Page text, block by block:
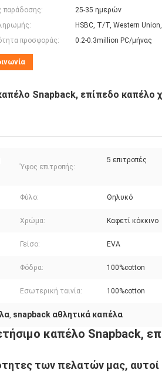
παράδοσης:
25-35 ημερών
HSBC, T/T, Western Union,
προσφοράς:
0.2-0.3million PC/μήνας
Snapback, επίπεδο καπέλο
Ύφος επιτροπής:
5 επιτροπές
Φύλο: Θηλυκό
Χρώμα: Καφετί κόκκινο
Γείσο: EVA
Φόδρα: 100%cotton
Εσωτερική ταινία: 100%cotton
, snapback αθλητικά καπέλα
καπέλο Snapback,
των πελατών μας, αυτοί